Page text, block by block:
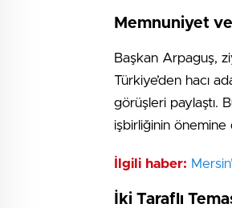
Memnuniyet
Başkan Arpaguş,
Türkiye’den hacı
görüşleri paylaştı.
işbirliğinin
İlgili haber:
İki Taraflı